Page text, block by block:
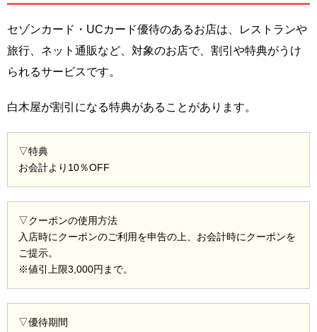
セゾンカード・UCカード優待のあるお店は、レストランや
旅行、ネット通販など、対象のお店で、割引や特典がうけ
られるサービスです。
白木屋が割引になる特典があることがあります。
▽特典
お会計より10％OFF
▽クーポンの使用方法
入店時にクーポンのご利用を申告の上、お会計時にクーポンを
ご提示。
※値引上限3,000円まで。
▽優待期間